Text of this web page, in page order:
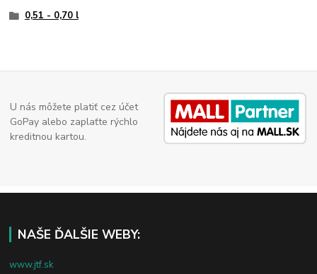
0,51 - 0,70 l
U nás môžete platiť cez účet
GoPay alebo zaplaťte rýchlo
kreditnou kartou.
NAŠE ĎALŠIE WEBY:
www.jtf.sk